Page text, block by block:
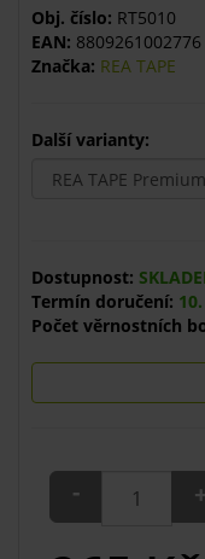
Obj. číslo: RT5010
EAN: 8809261002776
Značka: REA TAPE
Další varianty:
Dostupnost:
Termín doručení:
Počet věrnostních
- +